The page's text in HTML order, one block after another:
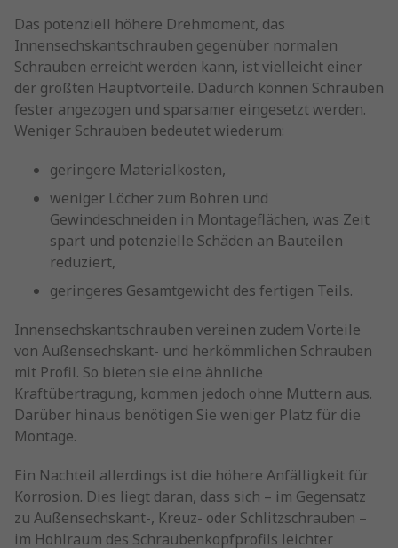
Das potenziell höhere Drehmoment, das
Innensechskantschrauben gegenüber normalen
Schrauben erreicht werden kann, ist vielleicht einer
der größten Hauptvorteile. Dadurch können Schrauben
fester angezogen und sparsamer eingesetzt werden.
Weniger Schrauben bedeutet wiederum:
geringere Materialkosten,
weniger Löcher zum Bohren und
Gewindeschneiden in Montageflächen, was Zeit
spart und potenzielle Schäden an Bauteilen
reduziert,
geringeres Gesamtgewicht des fertigen Teils.
Innensechskantschrauben vereinen zudem Vorteile
von Außensechskant- und herkömmlichen Schrauben
mit Profil. So bieten sie eine ähnliche
Kraftübertragung, kommen jedoch ohne Muttern aus.
Darüber hinaus benötigen Sie weniger Platz für die
Montage.
Ein Nachteil allerdings ist die höhere Anfälligkeit für
Korrosion. Dies liegt daran, dass sich – im Gegensatz
zu Außensechskant-, Kreuz- oder Schlitzschrauben –
im Hohlraum des Schraubenkopfprofils leichter